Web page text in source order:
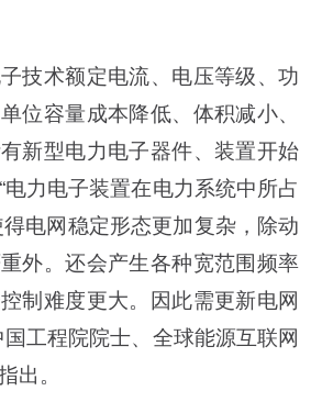
术额定电流、电压等级、功
位容量成本降低、体积减小、
新型电力电子器件、装置开始
力电子装置在电力系统中所占
电网稳定形态更加复杂，除动
外。还会产生各种宽范围频率
制难度更大。因此需更新电网
工程院院士、全球能源互联网
出。